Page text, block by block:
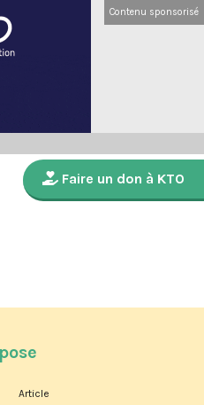
Contenu sponsorisé
Faire un don à KTO
Article